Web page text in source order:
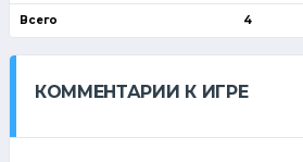
Всего 4
КОММЕНТАРИИ К ИГРЕ